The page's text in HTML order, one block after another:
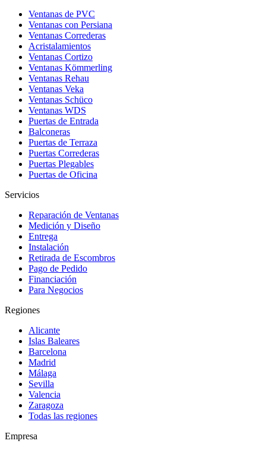
Ventanas de PVC
Ventanas con Persiana
Ventanas Correderas
Acristalamientos
Ventanas Cortizo
Ventanas Kömmerling
Ventanas Rehau
Ventanas Veka
Ventanas Schüco
Ventanas WDS
Puertas de Entrada
Balconeras
Puertas de Terraza
Puertas Correderas
Puertas Plegables
Puertas de Oficina
Servicios
Reparación de Ventanas
Medición y Diseño
Entrega
Instalación
Retirada de Escombros
Pago de Pedido
Financiación
Para Negocios
Regiones
Alicante
Islas Baleares
Barcelona
Madrid
Málaga
Sevilla
Valencia
Zaragoza
Todas las regiones
Empresa